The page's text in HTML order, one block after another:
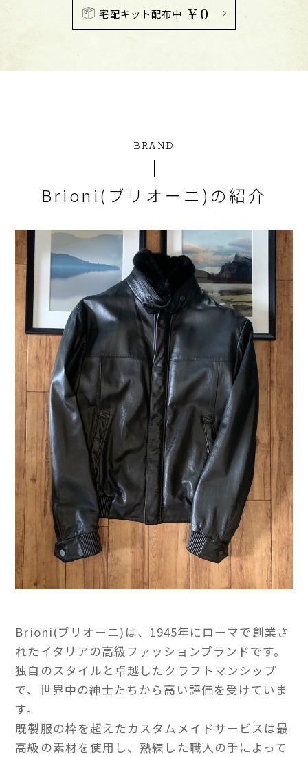
宅配キット配布中 ￥0
BRAND
Brioni(ブリオーニ)の紹介
Brioni(ブリオーニ)は、1945年にローマで創業さ
れたイタリアの高級ファッションブランドです。
独自のスタイルと卓越したクラフトマンシップ
で、世界中の紳士たちから高い評価を受けていま
す。
既製服の枠を超えたカスタムメイドサービスは最
高級の素材を使用し、熟練した職人の手によって